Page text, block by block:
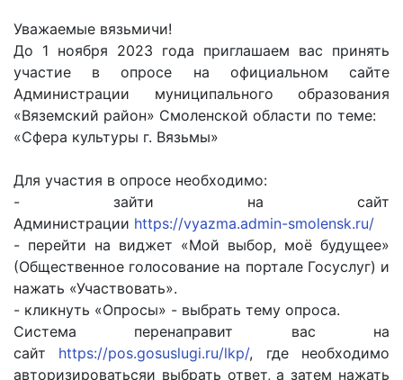
Уважаемые вязьмичи!
До 1 ноября 2023 года приглашаем вас принять
участие в опросе на официальном сайте
Администрации муниципального образования
«Вяземский район» Смоленской области по теме:
«Сфера культуры г. Вязьмы»
Для участия в опросе необходимо:
- зайти на сайт
Администрации https://vyazma.admin-smolensk.ru/
- перейти на виджет «Мой выбор, моё будущее»
(Общественное голосование на портале Госуслуг) и
нажать «Участвовать».
- кликнуть «Опросы» - выбрать тему опроса.
Система перенаправит вас на
сайт https://pos.gosuslugi.ru/lkp/, где необходимо
авторизироватьсяи выбрать ответ, а затем нажать